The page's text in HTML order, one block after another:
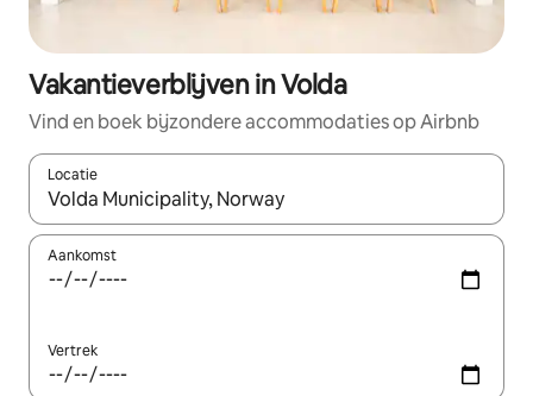
Vakantieverblijven in Volda
Vind en boek bijzondere accommodaties op Airbnb
Locatie
Wanneer er resultaten beschikbaar zijn, maak je een keuze
Aankomst
Vertrek